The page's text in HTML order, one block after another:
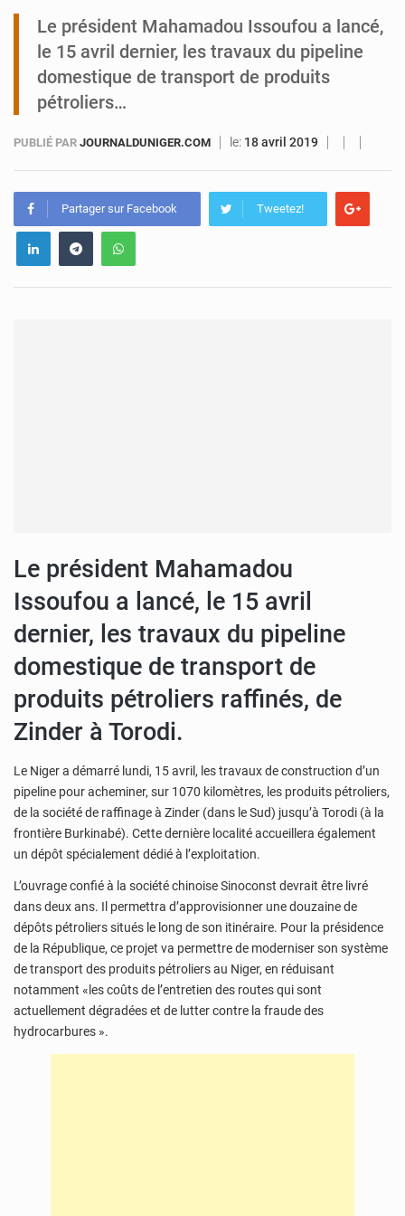
Tibiri : le dialogue, nouveau terrain de jeu pour la paix
Le président Mahamadou Issoufou a lancé,
le 15 avril dernier, les travaux du pipeline
domestique de transport de produits
pétroliers…
PUBLIÉ PAR JOURNALDUNIGER.COM le: 18 avril 2019
Partager sur Facebook Tweetez!
Le président Mahamadou
Issoufou a lancé, le 15 avril
dernier, les travaux du pipeline
domestique de transport de
produits pétroliers raffinés, de
Zinder à Torodi.
Le Niger a démarré lundi, 15 avril, les travaux de construction d’un
pipeline pour acheminer, sur 1070 kilomètres, les produits pétroliers,
de la société de raffinage à Zinder (dans le Sud) jusqu’à Torodi (à la
frontière Burkinabé). Cette dernière localité accueillera également
un dépôt spécialement dédié à l’exploitation.
L’ouvrage confié à la société chinoise Sinoconst devrait être livré
dans deux ans. Il permettra d’approvisionner une douzaine de
dépôts pétroliers situés le long de son itinéraire. Pour la présidence
de la République, ce projet va permettre de moderniser son système
de transport des produits pétroliers au Niger, en réduisant
notamment «les coûts de l’entretien des routes qui sont
actuellement dégradées et de lutter contre la fraude des
hydrocarbures ».